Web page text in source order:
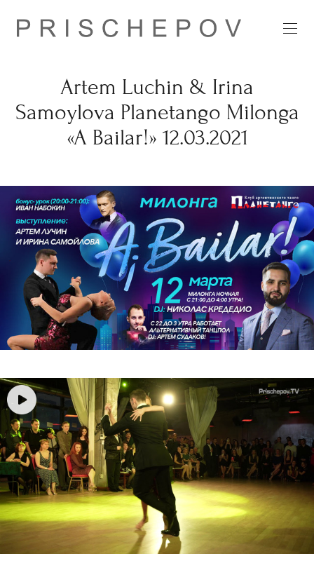
Artem Luchin & Irina
Samoylova Planetango Milonga
«A Bailar!» 12.03.2021